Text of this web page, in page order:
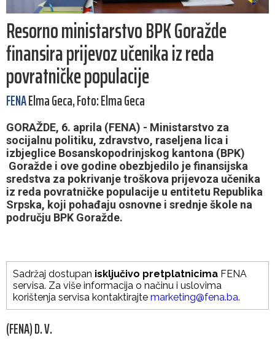
Resorno ministarstvo BPK Goražde
finansira prijevoz učenika iz reda
povratničke populacije
FENAElma Geca, Foto: Elma Geca
GORAŽDE, 6. aprila (FENA) - Ministarstvo za
socijalnu politiku, zdravstvo, raseljena lica i
izbjeglice Bosanskopodrinjskog kantona (BPK)
Goražde i ove godine obezbjedilo je finansijska
sredstva za pokrivanje troškova prijevoza učenika
iz reda povratničke populacije u entitetu Republika
Srpska, koji pohađaju osnovne i srednje škole na
području BPK Goražde.
Sadržaj dostupan isključivo pretplatnicima FENA
servisa. Za više informacija o načinu i uslovima
korištenja servisa kontaktirajte marketing@fena.ba.
(FENA) D. V.